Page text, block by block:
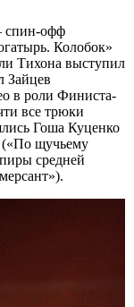
спин-офф
Колобок»
Тихона выступил
Зайцев
в роли Финиста-
все трюки
Гоша Куценко
щучьему
средней